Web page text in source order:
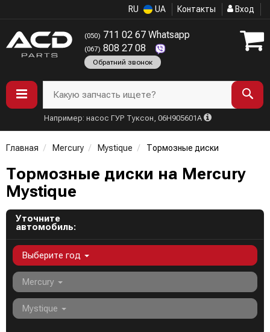
RU UA Контакты Вход
(050) 711 02 67 Whatsapp
(067) 808 27 08
Обратний звонок
Какую запчасть ищете?
Например: насос ГУР Туксон, 06H905601A
Главная Mercury Mystique Тормозные диски
Тормозные диски на Mercury
Mystique
Уточните
автомобиль:
Выберите год
Mercury
Mystique